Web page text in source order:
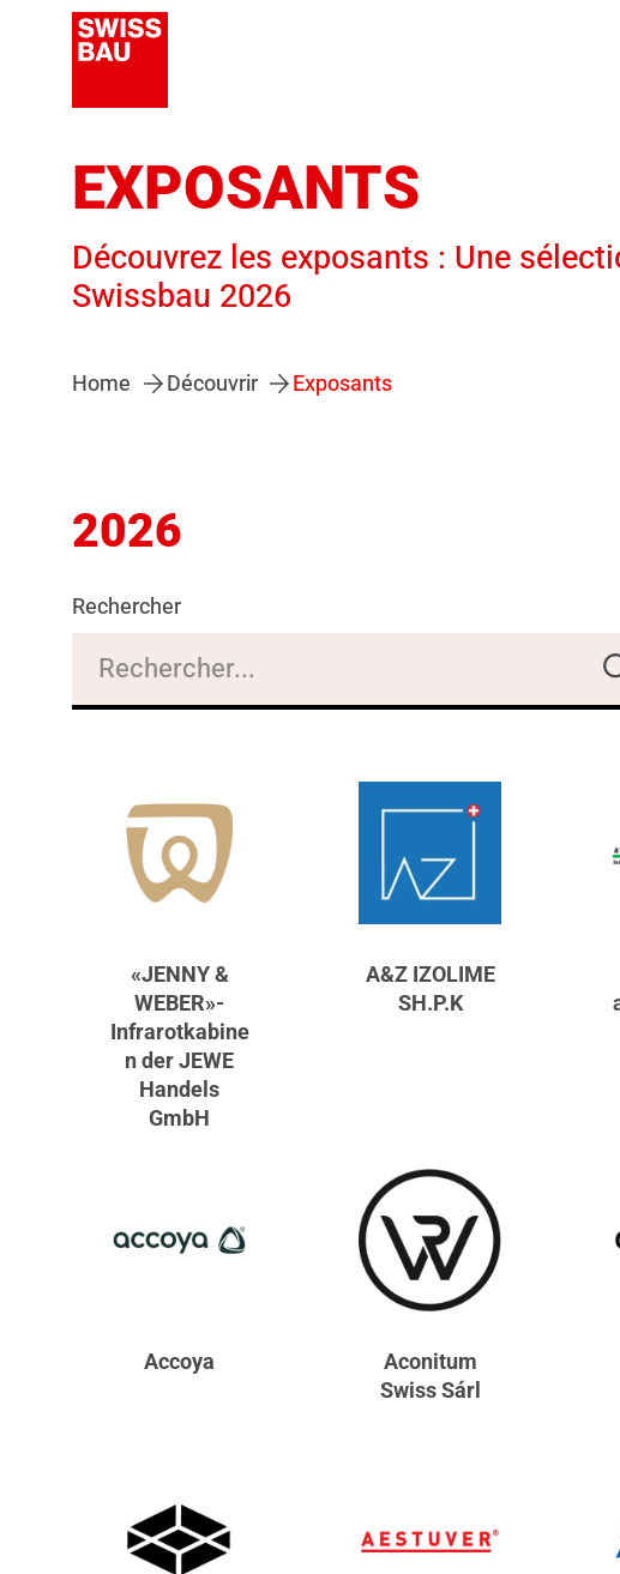
EXPOSANTS
Découvrez les exposants : Une
Swissbau 2026
Home Découvrir Exposants
2026
Rechercher
«JENNY &
WEBER»-
Infrarotkabine
n der JEWE
Handels
GmbH
A&Z IZOLIME
SH.P.K
Accoya
Aconitum
Swiss Sárl